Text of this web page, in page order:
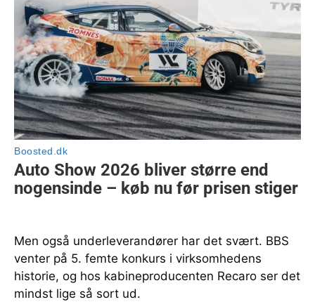
Men også underleverandører har det svært. BBS
venter på 5. femte konkurs i virksomhedens
historie, og hos kabineproducenten Recaro ser det
mindst lige så sort ud.